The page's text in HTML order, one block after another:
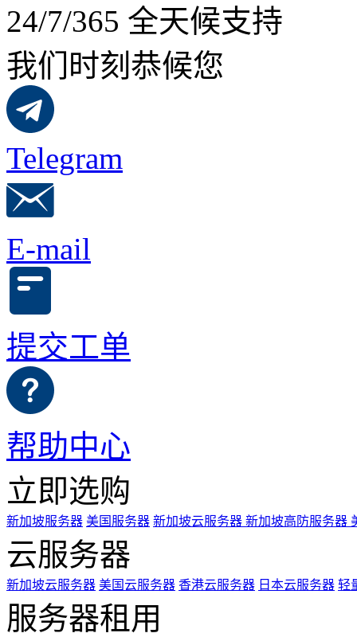
24/7/365 全天候支持
我们时刻恭候您
Telegram
E-mail
提交工单
帮助中心
立即选购
新加坡服务器 美国服务器 新加坡云服务器 新加坡高防服务器
云服务器
新加坡云服务器 美国云服务器 香港云服务器 日本云服务器 轻
服务器租用